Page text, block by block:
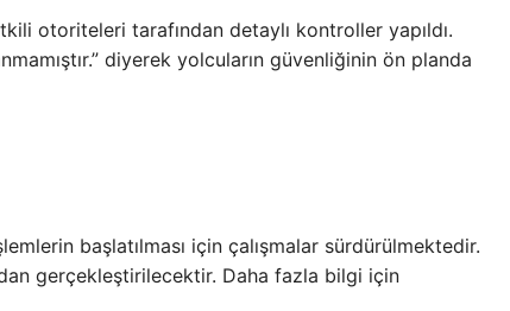
otoriteleri tarafından detaylı kontroller yapıldı.
diyerek yolcuların güvenliğinin ön planda
başlatılması için çalışmalar sürdürülmektedir.
gerçekleştirilecektir. Daha fazla bilgi için